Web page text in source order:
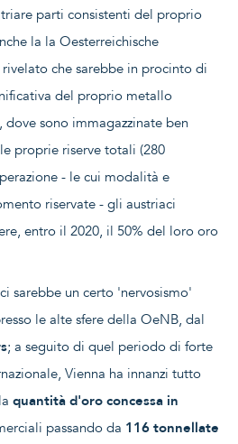
parti consistenti del proprio
la la Oesterreichische
che sarebbe in procinto di
del proprio metallo
sono immagazzinate ben
proprie riserve totali (280
- le cui modalità e
riservate - gli austriaci
entro il 2020, il 50% del loro oro
sarebbe un certo 'nervosismo'
le alte sfere della OeNB, dal
; a seguito di quel periodo di forte
Vienna ha innanzi tutto
quantità d'oro concessa in
passando da 116 tonnellate